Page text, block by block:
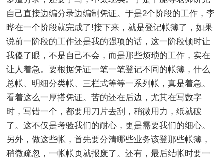
自己直接边编分录边编制凭证。于是2个阶段的工作，李
晔在一个阶段就完成了!接下来，就是登记帐簿了，如果
说前一阶段的工作还是我的强项的话，这一阶段顿时让
我傻了眼，不是自己不会，而是那些烦琐的工作，实在
让人着急。要根据凭证一笔一笔登记不同的帐簿，什么
总帐、明细分类帐、三栏式等等一系列帐，真是着急。
看着这么一厚搭凭证。苦的还在后边，尤其在写数字
时，写错一个，都要用刀片去刮，稍微用力，纸就破
了。这不仅是考验我们的耐心，更是需要我们的细心。
另外，做这些帐，首先要分清哪些业务该登那些帐簿，
稍微疏忽，一帐帐页就报废了。还有，最后结帐时要一